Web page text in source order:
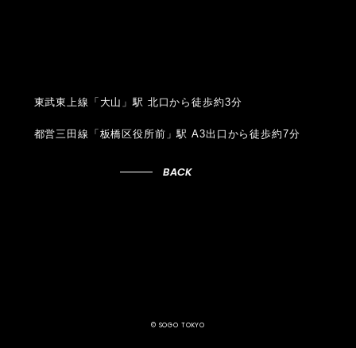
東武東上線「大山」駅 北口から徒歩約3分
都営三田線「板橋区役所前」駅 A3出口から徒歩約7分
BACK
© SOGO TOKYO